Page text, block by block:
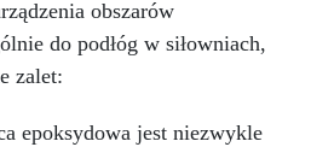
obszarów
do podłóg w siłowniach,
zalet:
epoksydowa jest niezwykle